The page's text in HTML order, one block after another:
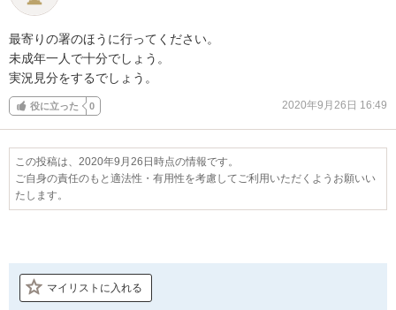
最寄りの署のほうに行ってください。
未成年一人で十分でしょう。
実況見分をするでしょう。
役に立った 0 2020年9月26日 16:49
この投稿は、2020年9月26日時点の情報です。
ご自身の責任のもと適法性・有用性を考慮してご利用いただくようお願いい
たします。
マイリストに入れる